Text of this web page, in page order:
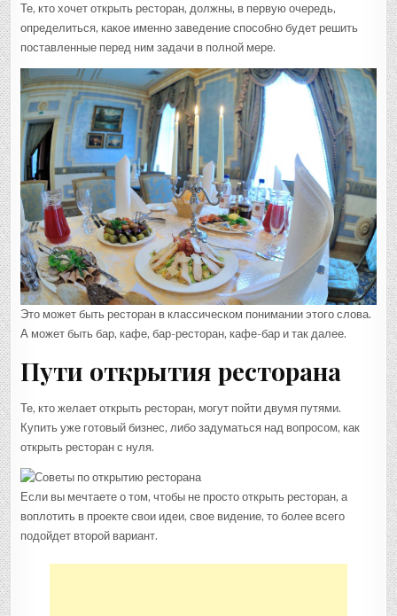
Те, кто хочет открыть ресторан, должны, в первую очередь,
определиться, какое именно заведение способно будет решить
поставленные перед ним задачи в полной мере.
Это может быть ресторан в классическом понимании этого слова.
А может быть бар, кафе, бар-ресторан, кафе-бар и так далее.
Пути открытия ресторана
Те, кто желает открыть ресторан, могут пойти двумя путями.
Купить уже готовый бизнес, либо задуматься над вопросом, как
открыть ресторан с нуля.
Если вы мечтаете о том, чтобы не просто открыть ресторан, а
воплотить в проекте свои идеи, свое видение, то более всего
подойдет второй вариант.